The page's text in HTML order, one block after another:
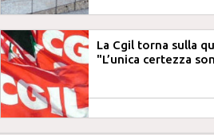
La Cgil torna sulla
"L’unica certezza